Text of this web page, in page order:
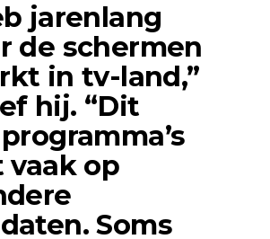
jarenlang
de schermen
in tv-land,”
hij. “Dit
vaak op
Soms